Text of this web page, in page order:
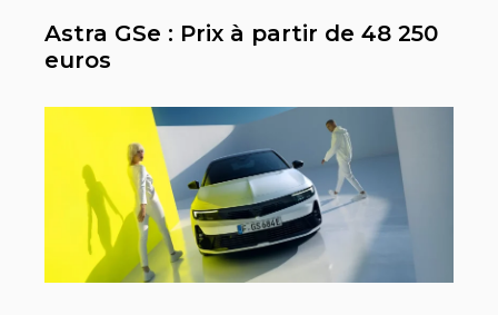
Astra GSe : Prix à partir de 48 250
euros